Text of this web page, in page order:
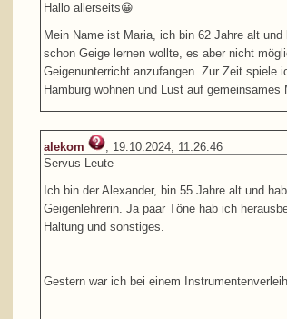
Hallo allerseits😀
Mein Name ist Maria, ich bin 62 Jahre alt
schon Geige lernen wollte, es aber nicht
Geigenunterricht anzufangen. Zur Zeit spiele
Hamburg wohnen und Lust auf
alekom
, 19.10.2024, 11:26:46
Servus Leute
Ich bin der Alexander, bin 55 Jahre alt und
Geigenlehrerin. Ja paar Töne hab ich
Haltung und sonstiges.
Gestern war ich bei einem